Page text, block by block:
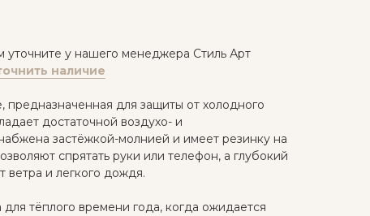
уточните у нашего менеджера Стиль Арт
наличие
предназначенная для защиты от холодного
достаточной воздухо- и
застёжкой-молнией и имеет резинку на
спрятать руки или телефон, а глубокий
ветра и легкого дождя.
тёплого времени года, когда ожидается